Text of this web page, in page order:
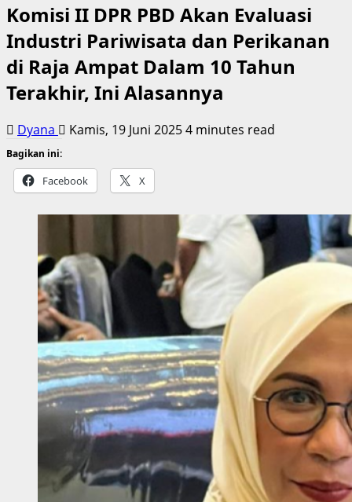
Komisi II DPR PBD Akan Evaluasi
Industri Pariwisata dan Perikanan
di Raja Ampat Dalam 10 Tahun
Terakhir, Ini Alasannya
Dyana Kamis, 19 Juni 20254 minutes read
Bagikan ini:
Facebook X